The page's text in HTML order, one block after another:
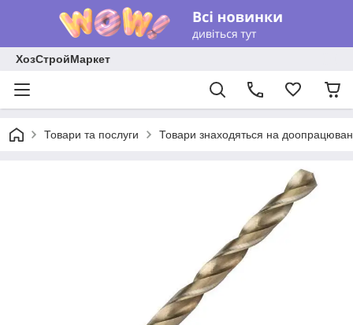
ХозСтройМаркет
Товари та послуги Товари знаходяться на